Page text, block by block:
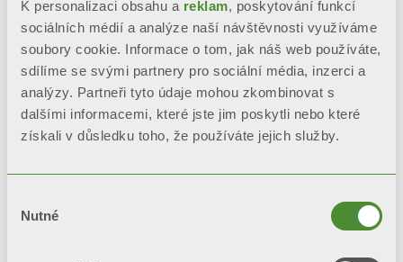
K personalizaci obsahu a reklam, poskytování funkcí
sociálních médií a analýze naší návštěvnosti využíváme
soubory cookie. Informace o tom, jak náš web používáte,
sdílíme se svými partnery pro sociální média, inzerci a
analýzy. Partneři tyto údaje mohou zkombinovat s
dalšími informacemi, které jste jim poskytli nebo které
získali v důsledku toho, že používáte jejich služby.
souhlasu
Nutné
MOOD